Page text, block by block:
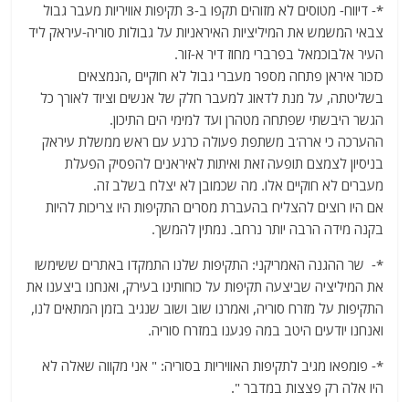
at
s
A
p
p
e
g
ra
m
ai
l
itt
er
c
e
b
o
o
k
*- דיווח- מטוסים לא מזוהים תקפו ב-3 תקיפות אוויריות מעבר גבול
צבאי המשמש את המיליציות האיראניות על גבולות סוריה-עיראק ליד
העיר אלבוכמאל בפרברי מחוז דיר א-זור.
כזכור איראן פתחה מספר מעברי גבול לא חוקיים ,הנמצאים
בשליטתה, על מנת לדאוג למעבר חלק של אנשים וציוד לאורך כל
הגשר היבשתי שפתחה מטהרן ועד למימי הים התיכון.
ההערכה כי ארה'ב משתפת פעולה כרגע עם ראש ממשלת עיראק
בניסיון לצמצם תופעה זאת ואיתות לאיראנים להפסיק הפעלת
מעברים לא חוקיים אלו. מה שכמובן לא יצלח בשלב זה.
אם היו רוצים להצליח בהעברת מסרים התקיפות היו צריכות להיות
בקנה מידה הרבה יותר נרחב. נמתין להמשך.
*- שר ההגנה האמריקני: התקיפות שלנו התמקדו באתרים ששימשו
את המיליציה שביצעה תקיפות על כוחותינו בעירק, ואנחנו ביצענו את
התקיפות על מזרח סוריה, ואמרנו שוב ושוב שנגיב בזמן המתאים לנו,
ואנחנו יודעים היטב במה פגענו במזרח סוריה.
*- פומפאו מגיב לתקיפות האוויריות בסוריה: " אני מקווה שאלה לא
היו אלה רק פצצות במדבר ".